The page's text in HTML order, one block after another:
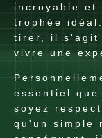
incroyable et
trophée
tirer, il s'agit
vivre une
essentiel que
soyez
qu'un simple